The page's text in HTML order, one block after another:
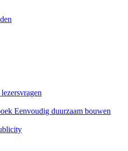
Eenvoudig duurzaam bouwen